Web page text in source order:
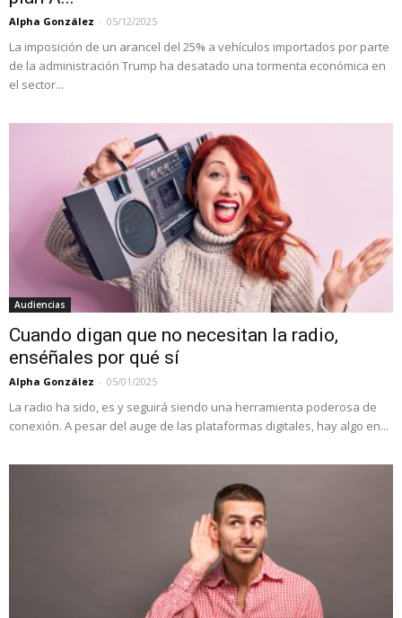
Alpha González - 05/12/2025
La imposición de un arancel del 25% a vehículos importados por parte
de la administración Trump ha desatado una tormenta económica en
el sector...
Audiencias
Cuando digan que no necesitan la radio,
enséñales por qué sí
Alpha González - 05/01/2025
La radio ha sido, es y seguirá siendo una herramienta poderosa de
conexión. A pesar del auge de las plataformas digitales, hay algo en...